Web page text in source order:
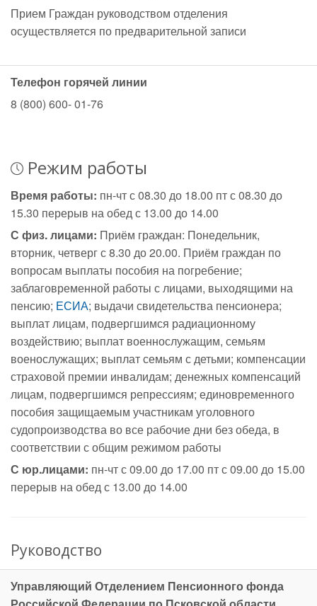
Прием Граждан руководством отделения
осуществляется по предварительной записи
Телефон горячей линии
8 (800) 600- 01-76
Режим работы
Время работы: пн-чт с 08.30 до 18.00 пт с 08.30 до
15.30 перерыв на обед с 13.00 до 14.00
С физ. лицами: Приём граждан: Понедельник,
вторник, четверг с 8.30 до 20.00. Приём граждан по
вопросам выплаты пособия на погребение;
заблаговременной работы с лицами, выходящими на
пенсию; ЕСИА; выдачи свидетельства пенсионера;
выплат лицам, подвергшимся радиационному
воздействию; выплат военнослужащим, семьям
военослужащих; выплат семьям с детьми; компенсации
страховой премии инвалидам; денежных компенсаций
лицам, подвергшимся репрессиям; единовременного
пособия защищаемым участникам уголовного
судопроизводства во все рабочие дни без обеда, в
соответствии с общим режимом работы
С юр.лицами: пн-чт с 09.00 до 17.00 пт с 09.00 до 15.00
перерыв на обед с 13.00 до 14.00
Руководство
Управляющий Отделением Пенсионного фонда